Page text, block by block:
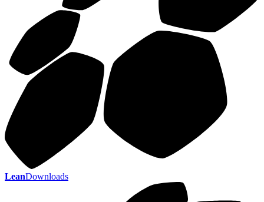
LeanDownloads